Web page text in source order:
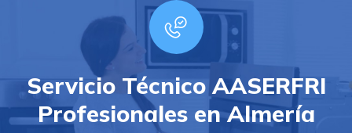
Servicio Técnico AASERFRI
Profesionales en Almería